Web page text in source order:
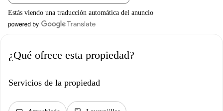
Estás viendo una traducción automática del anuncio
¿Qué ofrece esta propiedad?
Servicios de la propiedad